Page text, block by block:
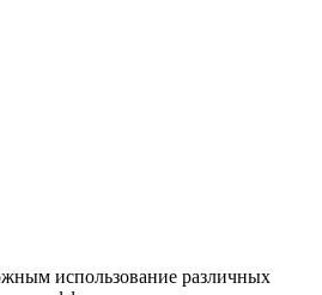
использование различных